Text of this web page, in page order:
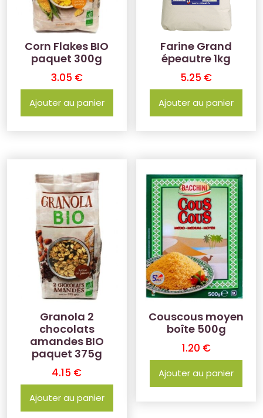
Corn Flakes BIO
paquet 300g
3.05 €
Ajouter au panier
Farine Grand
épeautre 1kg
5.25 €
Ajouter au panier
Granola 2
chocolats
amandes BIO
paquet 375g
4.15 €
Ajouter au panier
Couscous moyen
boîte 500g
1.20 €
Ajouter au panier